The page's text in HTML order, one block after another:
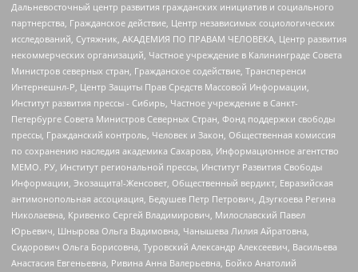
Дальневосточный центр развития гражданских инициатив и социального
партнерства, Гражданское действие, Центр независимых социологических
исследований, Сутяжник, АКАДЕМИЯ ПО ПРАВАМ ЧЕЛОВЕКА, Центр развития
некоммерческих организаций, Частное учреждение в Калининграде Совета
Министров северных стран, Гражданское содействие, Трансперенси
Интернешнл-Р, Центр Защиты Прав Средств Массовой Информации,
Институт развития прессы - Сибирь, Частное учреждение в Санкт-
Петербурге Совета Министров Северных Стран, Фонд поддержки свободы
прессы, Гражданский контроль, Человек и Закон, Общественная комиссия
по сохранению наследия академика Сахарова, Информационное агентство
МЕМО. РУ, Институт региональной прессы, Институт Развития Свободы
Информации, Экозащита!-Женсовет, Общественный вердикт, Евразийская
антимонопольная ассоциация, Бедушев Петр Петрович, Дзугкоева Регина
Николаевна, Кривенко Сергей Владимирович, Милославский Павел
Юрьевич, Шнырова Ольга Вадимовна, Чанышева Лилия Айратовна,
Сидорович Ольга Борисовна, Туровский Александр Алексеевич, Васильева
Анастасия Евгеньевна, Ривина Анна Валерьевна, Бойко Анатолий